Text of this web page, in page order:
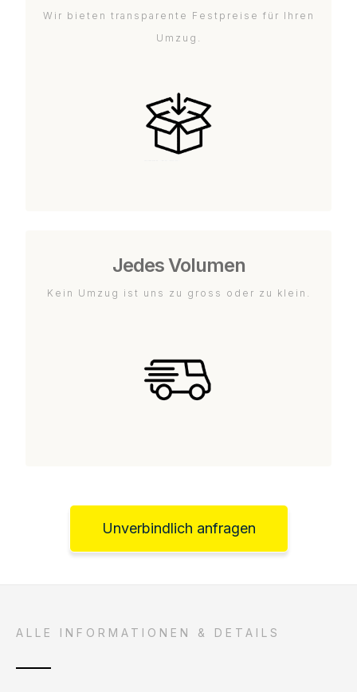
Wir bieten transparente Festpreise für Ihren
Umzug.
Jedes Volumen
Kein Umzug ist uns zu gross oder zu klein.
Unverbindlich anfragen
ALLE INFORMATIONEN & DETAILS